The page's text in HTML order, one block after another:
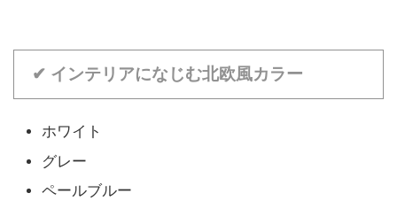
✔ インテリアになじむ北欧風カラー
ホワイト
グレー
ペールブルー